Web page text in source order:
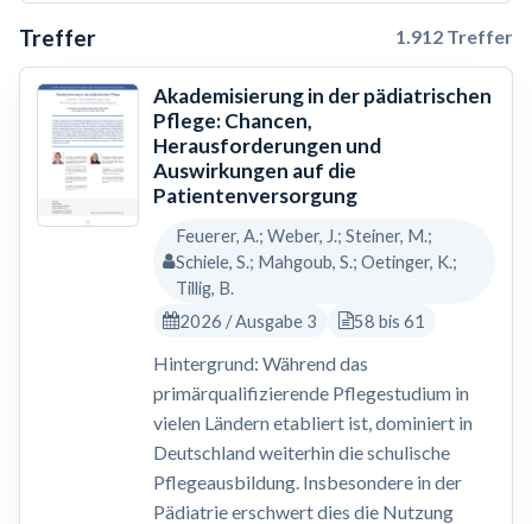
Treffer 1.912 Treffer
Akademisierung in der pädiatrischen
Pflege: Chancen,
Herausforderungen und
Auswirkungen auf die
Patientenversorgung
Feuerer, A.; Weber, J.; Steiner, M.;
Schiele, S.; Mahgoub, S.; Oetinger, K.;
Tillig, B.
2026 / Ausgabe 3
58 bis 61
Hintergrund: Während das
primärqualifizierende Pflegestudium in
vielen Ländern etabliert ist, dominiert in
Deutschland weiterhin die schulische
Pflegeausbildung. Insbesondere in der
Pädiatrie erschwert dies die Nutzung